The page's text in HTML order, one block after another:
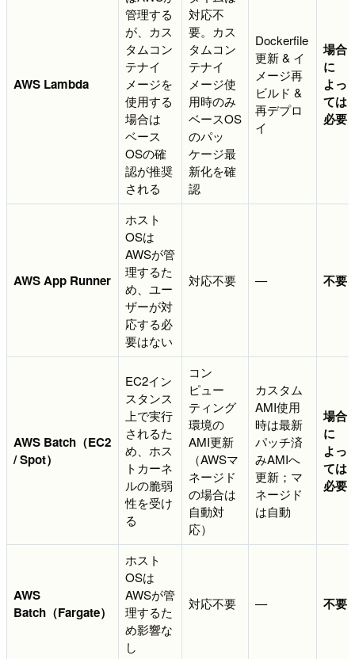
AWS Lambda
管理する
が、カス
タムコン
テナイ
メージを
使用する
場合は
ベース
OSの確
認が推奨
される
対応不
要。カス
タムコン
テナイ
メージ使
用時のみ
ベースOS
のパッ
ケージ最
新化を確
認
Dockerfile
更新 & イ
メージ再
ビルド &
再デプロ
イ
場合
に
よっ
ては
必要
AWS App Runner
ホスト
OSは
AWSが管
理するた
め、ユー
ザーが対
応する必
要はない
対応不要 — 不要
AWS Batch（EC2
/ Spot）
EC2イン
スタンス
上で実行
されるた
め、ホス
トカーネ
ルの脆弱
性を受け
る
コン
ピュー
ティング
環境の
AMI更新
（AWSマ
ネージド
の場合は
自動対
応）
カスタム
AMI使用
時は最新
パッチ済
みAMIへ
更新；マ
ネージド
は自動
場合
に
よっ
ては
必要
AWS
Batch（Fargate）
ホスト
OSは
AWSが管
理するた
め影響な
し
対応不要 — 不要